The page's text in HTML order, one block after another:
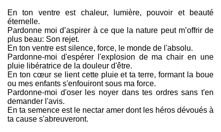
En ton ventre est chaleur, lumière, pouvoir et beauté
éternelle.
Pardonne moi d’aspirer à ce que la nature peut m’offrir de
plus beau: Son rejet.
En ton ventre est silence, force, le monde de l'absolu.
Pardonne-moi d'espérer l'explosion de ma chair en une
pluie libératrice de la douleur d'être.
En ton cœur se lient cette pluie et ta terre, formant la boue
ou mes enfants s'enfouiront sous ma force.
Pardonne-moi d'oser les noyer dans tes ordres sans t'en
demander l'avis.
En ta semence est le nectar amer dont les héros dévoués à
ta cause s'abreuveront.